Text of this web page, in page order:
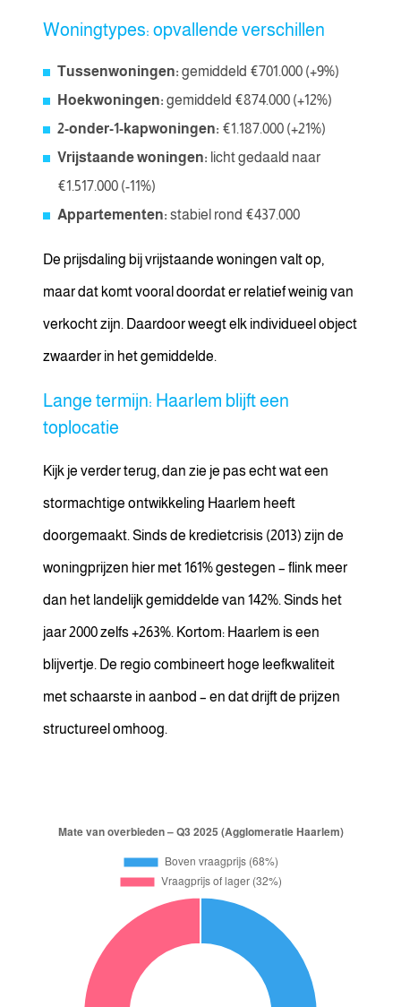
Woningtypes: opvallende verschillen
Tussenwoningen: gemiddeld €701.000 (+9%)
Hoekwoningen: gemiddeld €874.000 (+12%)
2-onder-1-kapwoningen: €1.187.000 (+21%)
Vrijstaande woningen: licht gedaald naar
€1.517.000 (-11%)
Appartementen: stabiel rond €437.000
De prijsdaling bij vrijstaande woningen valt op,
maar dat komt vooral doordat er relatief weinig van
verkocht zijn. Daardoor weegt elk individueel object
zwaarder in het gemiddelde.
Lange termijn: Haarlem blijft een
toplocatie
Kijk je verder terug, dan zie je pas echt wat een
stormachtige ontwikkeling Haarlem heeft
doorgemaakt. Sinds de kredietcrisis (2013) zijn de
woningprijzen hier met 161% gestegen – flink meer
dan het landelijk gemiddelde van 142%. Sinds het
jaar 2000 zelfs +263%. Kortom: Haarlem is een
blijvertje. De regio combineert hoge leefkwaliteit
met schaarste in aanbod – en dat drijft de prijzen
structureel omhoog.